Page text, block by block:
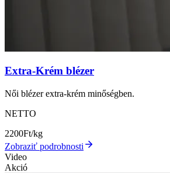
Extra-Krém blézer
Női blézer extra-krém minőségben.
NETTO
2200Ft/kg
Zobraziť podrobnosti
Video
Akció